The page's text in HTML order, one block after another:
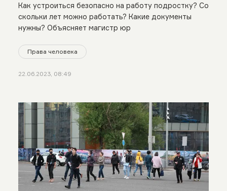
Как устроиться безопасно на работу подростку? Со
скольки лет можно работать? Какие документы
нужны? Объясняет магистр юр
Права человека
22.06.2023, 08:49